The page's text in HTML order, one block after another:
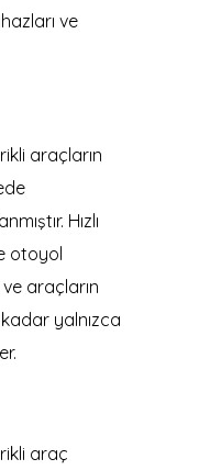
ve
araçların
Hızlı
otoyol
araçların
yalnızca
araç